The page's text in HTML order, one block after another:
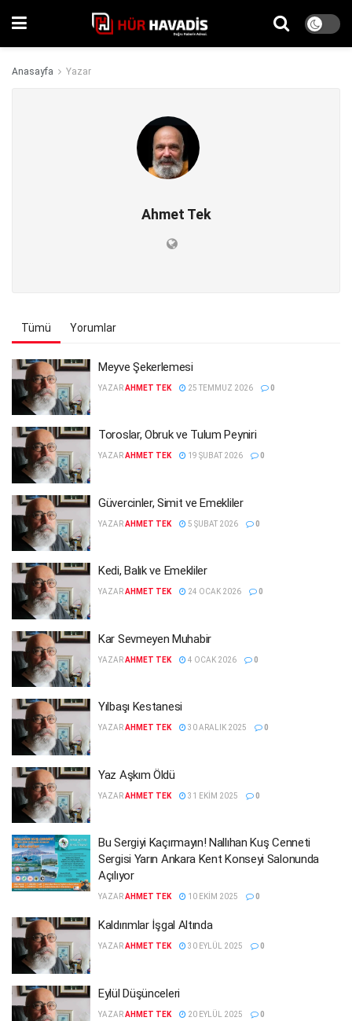
Anasayfa Yazar
Ahmet Tek
Tümü Yorumlar
Meyve Şekerlemesi
YAZARAHMET TEK 25 TEMMUZ 2026 0
Toroslar, Obruk ve Tulum Peyniri
YAZARAHMET TEK 19 ŞUBAT 2026 0
Güvercinler, Simit ve Emekliler
YAZARAHMET TEK 5 ŞUBAT 2026 0
Kedi, Balık ve Emekliler
YAZARAHMET TEK 24 OCAK 2026 0
Kar Sevmeyen Muhabir
YAZARAHMET TEK 4 OCAK 2026 0
Yılbaşı Kestanesi
YAZARAHMET TEK 30 ARALIK 2025 0
Yaz Aşkım Öldü
YAZARAHMET TEK 31 EKIM 2025 0
Bu Sergiyi Kaçırmayın! Nallıhan Kuş Cenneti
Sergisi Yarın Ankara Kent Konseyi Salonunda
Açılıyor
YAZARAHMET TEK 10 EKIM 2025 0
Kaldırımlar İşgal Altında
YAZARAHMET TEK 30 EYLÜL 2025 0
Eylül Düşünceleri
YAZARAHMET TEK 20 EYLÜL 2025 0